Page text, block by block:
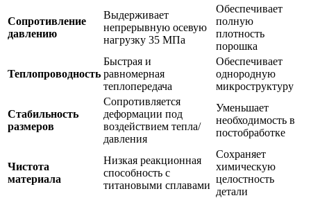
Сопротивление
давлению
Выдерживает
непрерывную осевую
нагрузку 35 МПа
Обеспечивает
полную
плотность
порошка
Теплопроводность
Быстрая и
равномерная
теплопередача
Обеспечивает
однородную
микроструктуру
Стабильность
размеров
Сопротивляется
деформации под
воздействием тепла/
давления
Уменьшает
необходимость в
постобработке
Чистота
материала
Низкая реакционная
способность с
титановыми сплавами
Сохраняет
химическую
целостность
детали